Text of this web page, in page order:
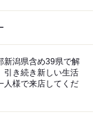
潟県含め39県で解
引き続き新しい生活
人様で来店してくだ